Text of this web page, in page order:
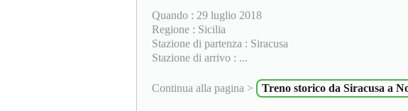
Quando : 29 luglio 2018
Regione : Sicilia
Stazione di partenza : Siracusa
Stazione di arrivo : ...
Continua alla pagina > Treno storico da Siracusa a